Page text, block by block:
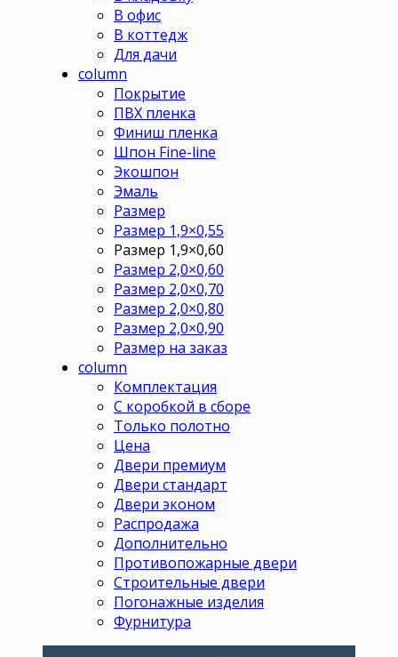
В офис
В коттедж
Для дачи
column
Покрытие
ПВХ пленка
Финиш пленка
Шпон Fine-line
Экошпон
Эмаль
Размер
Размер 1,9×0,55
Размер 1,9×0,60
Размер 2,0×0,60
Размер 2,0×0,70
Размер 2,0×0,80
Размер 2,0×0,90
Размер на заказ
column
Комплектация
С коробкой в сборе
Только полотно
Цена
Двери премиум
Двери стандарт
Двери эконом
Распродажа
Дополнительно
Противопожарные двери
Строительные двери
Погонажные изделия
Фурнитура